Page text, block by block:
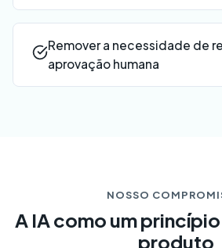
Remover a necessidade de
aprovação humana
NOSSO
A IA como um
produto